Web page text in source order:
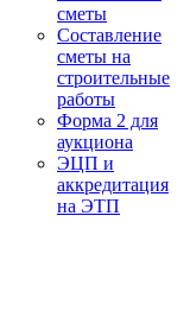
сметы
Составление
сметы на
строительные
работы
Форма 2 для
аукциона
ЭЦП и
аккредитация
на ЭТП